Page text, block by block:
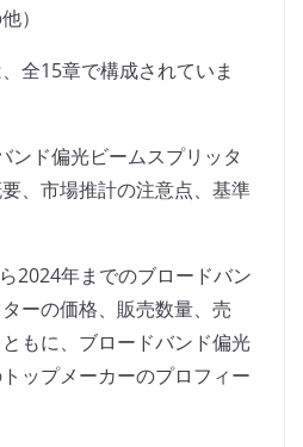
）
全15章で構成されていま
ンド偏光ビームスプリッタ
、市場推計の注意点、基準
2024年までのブロードバン
ーの価格、販売数量、売
もに、ブロードバンド偏光
ップメーカーのプロフィー